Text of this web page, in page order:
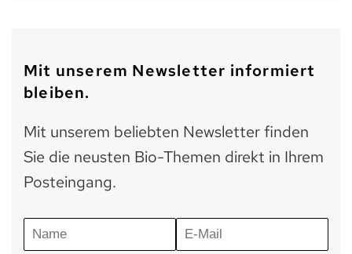
Mit unserem Newsletter informiert
bleiben.
Mit unserem beliebten Newsletter finden
Sie die neusten Bio-Themen direkt in Ihrem
Posteingang.